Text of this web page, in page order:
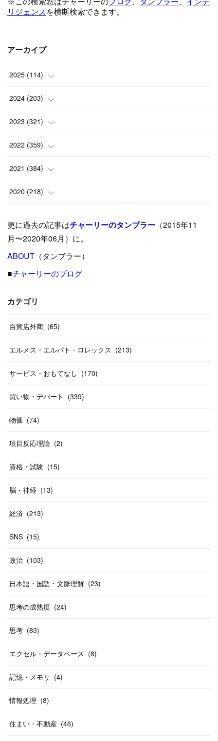
アーカイブ
2025 (114)
(1)
(8)
(6)
(9 )
(15
(24)
(8 )
(17
12
2024 (203)
(24)
(10)
(18)
(17)
(12)
(19)
(13
(14)
2023 (321)
(25)
(17)
(35)
)
(26)
27)
(29
(24)
2022 (359)
(42)
(37)
(31)
(31)
31
(26
(20)
(14
2021 (384)
(9)
(39)
( 23)
40
(55
(38)
(20
(31
58)
2020 (218)
(24)
( 42)
(33
(46)
(20
更に過去の記事はチャーリーのタンブラー （2015年11
月〜2020年06月）に。
ABOUT （タンブラー）
■チャーリーのブログ
カテゴリ
百貨店外商 (65)
エルメス・エルパト・ロレックス (213)
サービス・おもてなし (170)
買い物・デパート (339)
物価 (74)
項目反応理論 (2)
資格・試験 (15)
脳・神経 (13)
経済 (213)
SNS (15)
政治 (103)
日本語・国語・文脈理解 (23)
思考の成熟度 (24)
思考 (83)
エクセル・データベース (8)
記憶・メモリ (4)
情報処理 (8)
住まい・不動産 (46)